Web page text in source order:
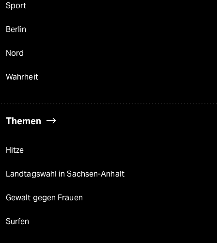
Sport
Berlin
Nord
Wahrheit
Themen
Hitze
Landtagswahl in Sachsen-Anhalt
Gewalt gegen Frauen
Surfen